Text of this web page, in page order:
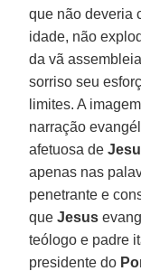
que não deveria
idade, não
da vã
sorriso seu
limites. A
narração
afetuosa de
apenas nas
penetrante e
queJesus
teólogo e padre
presidente do